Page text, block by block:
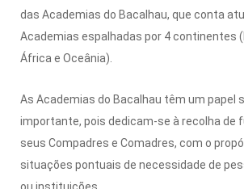
das Academias do Bacalhau, que conta
Academias espalhadas por 4 continentes
África e Oceânia).
As Academias do Bacalhau têm um papel
importante, pois dedicam-se à recolha de
seus Compadres e Comadres, com o
situações pontuais de necessidade de